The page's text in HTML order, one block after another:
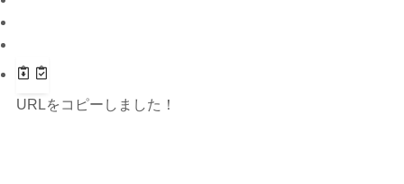
URLをコピーしました！